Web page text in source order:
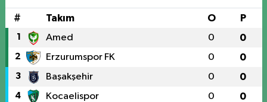
# Takım O P
1 Amed 0 0
2 Erzurumspor FK 0 0
3 Başakşehir 0 0
4 Kocaelispor 0 0